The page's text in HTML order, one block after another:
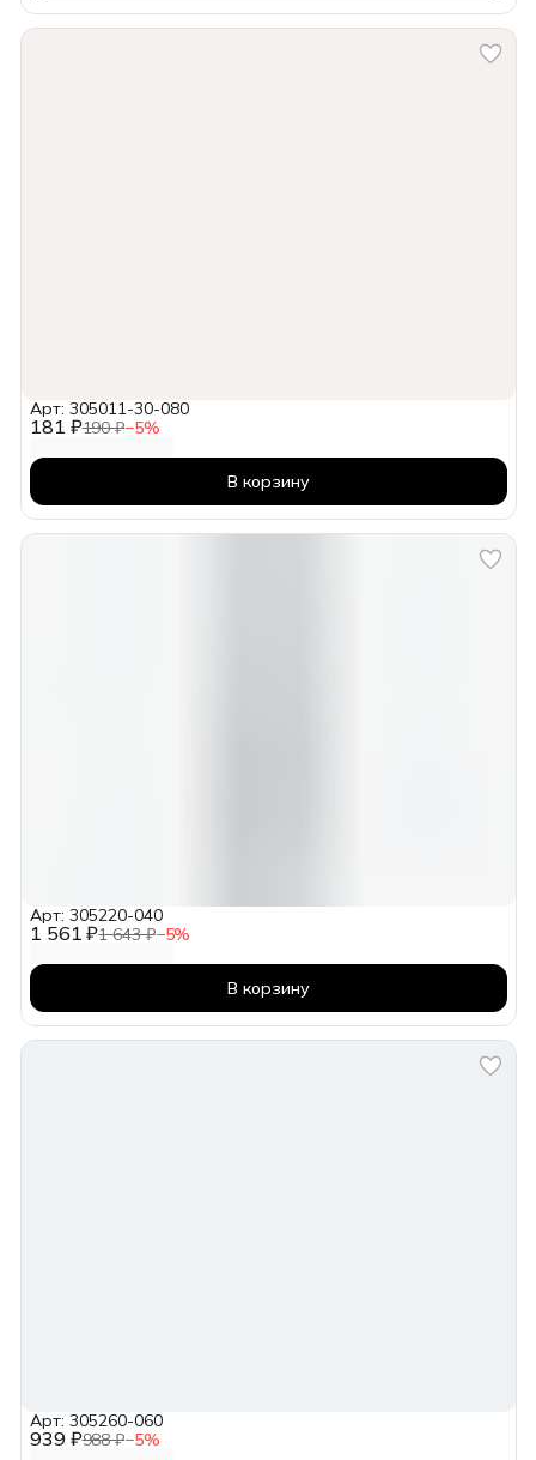
181 ₽190 ₽−5%
Арт: 305011-30-080
В корзину
1 561 ₽1 643 ₽−5%
Арт: 305220-040
В корзину
939 ₽988 ₽−5%
Арт: 305260-060